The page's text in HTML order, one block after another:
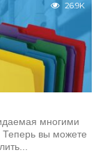
26.9K
многими
вы можете